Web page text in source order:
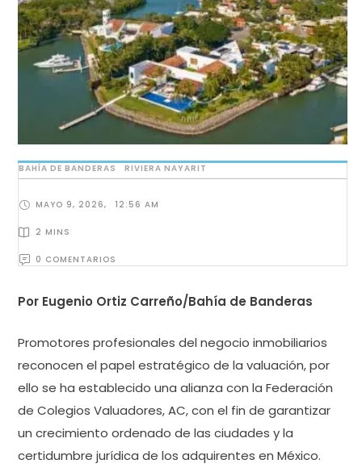
BAHÍA DE BANDERAS RIVIERA NAYARIT
MAYO 9, 2026, 12:56 AM
2 MINS
0 COMENTARIOS
Por Eugenio Ortiz Carreño/Bahía de Banderas
Promotores profesionales del negocio inmobiliarios
reconocen el papel estratégico de la valuación, por
ello se ha establecido una alianza con la Federación
de Colegios Valuadores, AC, con el fin de garantizar
un crecimiento ordenado de las ciudades y la
certidumbre jurídica de los adquirentes en México.